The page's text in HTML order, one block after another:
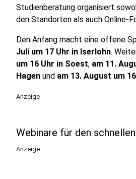
Studienberatung organisiert
den Standorten als auch Online-
Den Anfang macht eine offene
Juli um 17 Uhr in Iserlohn.
um 16 Uhr in Soest, am 11.
Hagen und am 13. August um
Anzeige
Webinare für den
Anzeige